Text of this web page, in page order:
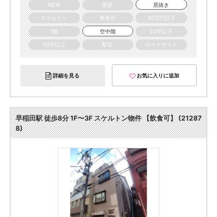
NEW
更新
居抜き
スケルトン
飲食可
30万円以下
1階
空中階
20坪以下
50坪以上
駅近 ロードサイド
詳細を見る お気に入りに追加
早稲田駅 徒歩8分 1F〜3F スケルトン物件 【飲食可】 (21287
8)